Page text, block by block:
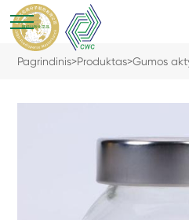
Pagrindinis>Produktas>Gumos